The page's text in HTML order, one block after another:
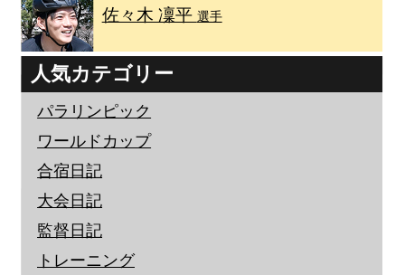
佐々木 凜平 選手
人気カテゴリー
パラリンピック
ワールドカップ
合宿日記
大会日記
監督日記
トレーニング